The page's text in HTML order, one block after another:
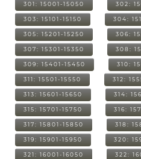
301: 15001-15050 302:
303: 15101-15150 304:
305: 15201-15250 306:
307: 15301-15350 308:
309: 15401-15450 310:
311: 15501-15550 312:
313: 15601-15650 314:
315: 15701-15750 316:
317: 15801-15850 318:
319: 15901-15950 320:
321: 16001-16050 322: